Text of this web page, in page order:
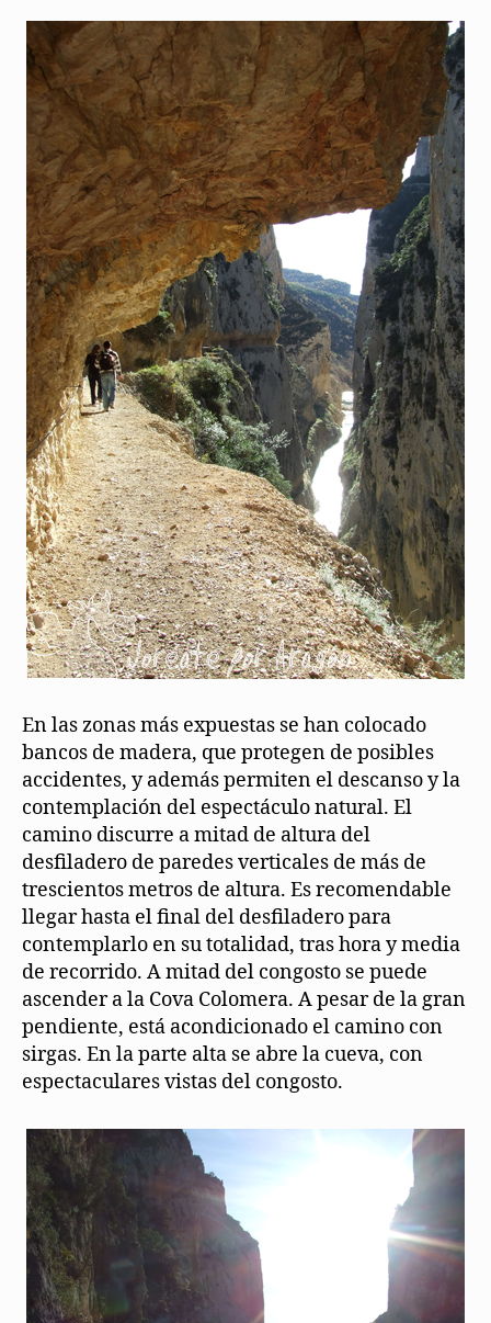
En las zonas más expuestas se han colocado
bancos de madera, que protegen de posibles
accidentes, y además permiten el descanso y la
contemplación del espectáculo natural. El
camino discurre a mitad de altura del
desfiladero de paredes verticales de más de
trescientos metros de altura. Es recomendable
llegar hasta el final del desfiladero para
contemplarlo en su totalidad, tras hora y media
de recorrido. A mitad del congosto se puede
ascender a la Cova Colomera. A pesar de la gran
pendiente, está acondicionado el camino con
sirgas. En la parte alta se abre la cueva, con
espectaculares vistas del congosto.